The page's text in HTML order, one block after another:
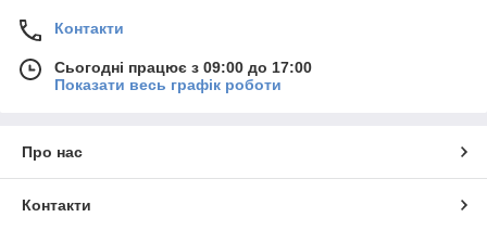
Контакти
Сьогодні працює з 09:00 до 17:00
Показати весь графік роботи
Про нас
Контакти